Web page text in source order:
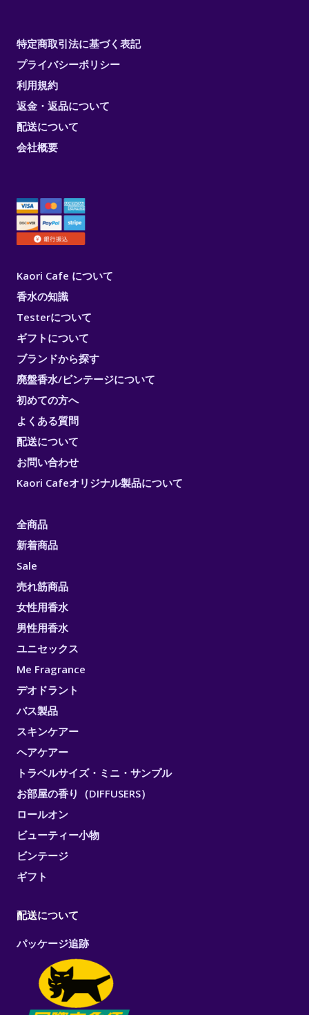
特定商取引法に基づく表記
プライバシーポリシー
利用規約
返金・返品について
配送について
会社概要
Kaori Cafe について
香水の知識
Testerについて
ギフトについて
ブランドから探す
廃盤香水/ビンテージについて
初めての方へ
よくある質問
配送について
お問い合わせ
Kaori Cafeオリジナル製品について
全商品
新着商品
Sale
売れ筋商品
女性用香水
男性用香水
ユニセックス
Me Fragrance
デオドラント
バス製品
スキンケアー
ヘアケアー
トラベルサイズ・ミニ・サンプル
お部屋の香り（DIFFUSERS）
ロールオン
ビューティー小物
ビンテージ
ギフト
配送について
パッケージ追跡